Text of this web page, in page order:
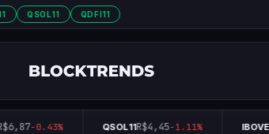
QSOL11 QDFI11
-0.43% QSOL11R$4,45-1.11%